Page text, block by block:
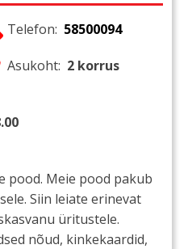
Telefon: 58500094
Asukoht: 2 korrus
pood. Meie pood pakub
Siin leiate erinevat
üritustele.
nõud, kinkekaardid,